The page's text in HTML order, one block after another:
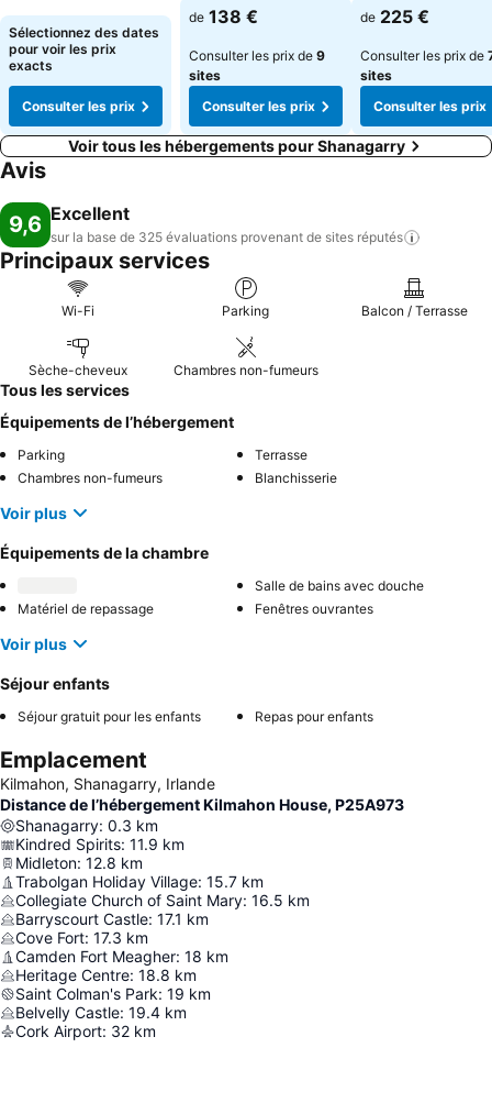
Sélectionnez des dates
pour voir les prix
exacts
Consulter les prix
de 138 €
Consulter les prix de 9
sites
Consulter les prix
de 225 €
Consulter les prix de
sites
Consulter les prix
Voir tous les hébergements pour Shanagarry
Avis
9,6 Excellent
sur la base de 325 évaluations provenant de sites réputés
Principaux services
Wi-Fi Parking Balcon / Terrasse
Sèche-cheveux Chambres non-fumeurs
Tous les services
Équipements de l’hébergement
Parking
Terrasse
Chambres non-fumeurs
Blanchisserie
Voir plus
Équipements de la chambre
Salle de bains avec douche
Matériel de repassage
Fenêtres ouvrantes
Voir plus
Séjour enfants
Séjour gratuit pour les enfants Repas pour enfants
Emplacement
Kilmahon, Shanagarry, Irlande
Distance de l’hébergement Kilmahon House, P25A973
Shanagarry: 0.3 km
Kindred Spirits: 11.9 km
Midleton: 12.8 km
Trabolgan Holiday Village: 15.7 km
Collegiate Church of Saint Mary: 16.5 km
Barryscourt Castle: 17.1 km
Cove Fort: 17.3 km
Camden Fort Meagher: 18 km
Heritage Centre: 18.8 km
Saint Colman's Park: 19 km
Belvelly Castle: 19.4 km
Cork Airport: 32 km